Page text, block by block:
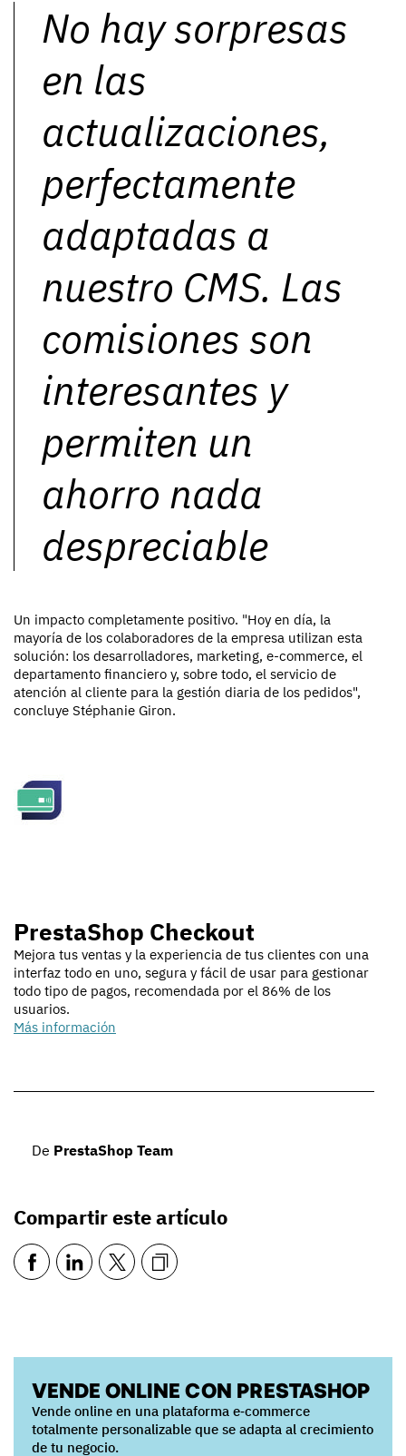
No hay sorpresas
en las
actualizaciones,
perfectamente
adaptadas a
nuestro CMS. Las
comisiones son
interesantes y
permiten un
ahorro nada
despreciable
Un impacto completamente positivo. "Hoy en día, la
mayoría de los colaboradores de la empresa utilizan esta
solución: los desarrolladores, marketing, e-commerce, el
departamento financiero y, sobre todo, el servicio de
atención al cliente para la gestión diaria de los pedidos",
concluye Stéphanie Giron.
PrestaShop Checkout
Mejora tus ventas y la experiencia de tus clientes con una
interfaz todo en uno, segura y fácil de usar para gestionar
todo tipo de pagos, recomendada por el 86% de los
usuarios.
Más información
De PrestaShop Team
Compartir este artículo
VENDE ONLINE CON PRESTASHOP
Vende online en una plataforma e‑commerce
totalmente personalizable que se adapta al crecimiento
de tu negocio.